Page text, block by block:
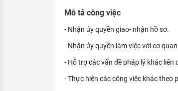
KHÁM PHÁ NGHỀ NGHIỆP
Kỹ năng nghề nghiệp
HƯỚNG NGHIỆP VIỆC LÀM
Đặc trưng từng nghề
Mô tả công việc
- Nhận ủy quyền giao- nhận hồ sơ.
- Nhận ủy quyền làm việc với cơ
- Hỗ trợ các vấn đề pháp lý khác liên
- Thực hiện các công việc khác theo